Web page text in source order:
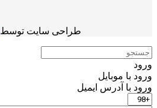
طراحی سایت توسط
ورود
ورود با موبایل
ورود با ‫آدرس ایمیل